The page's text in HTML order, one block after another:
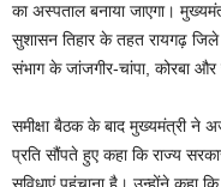
का अस्पताल बनाया जाएगा।
सुशासन तिहार के तहत रायगढ़
संभाग के जांजगीर-चांपा, कोरबा और
समीक्षा बैठक के बाद मुख्यमंत्री
प्रति सौंपते हुए कहा कि राज्य